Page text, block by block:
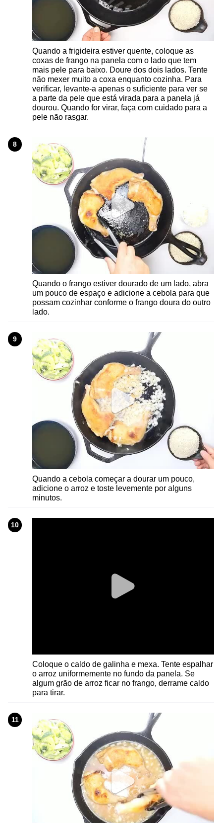
Quando a frigideira estiver quente, coloque as
coxas de frango na panela com o lado que tem
mais pele para baixo. Doure dos dois lados. Tente
não mexer muito a coxa enquanto cozinha. Para
verificar, levante-a apenas o suficiente para ver se
a parte da pele que está virada para a panela já
dourou. Quando for virar, faça com cuidado para a
pele não rasgar.
8
Quando o frango estiver dourado de um lado, abra
um pouco de espaço e adicione a cebola para que
possam cozinhar conforme o frango doura do outro
lado.
9
Quando a cebola começar a dourar um pouco,
adicione o arroz e toste levemente por alguns
minutos.
10
Coloque o caldo de galinha e mexa. Tente espalhar
o arroz uniformemente no fundo da panela. Se
algum grão de arroz ficar no frango, derrame caldo
para tirar.
11